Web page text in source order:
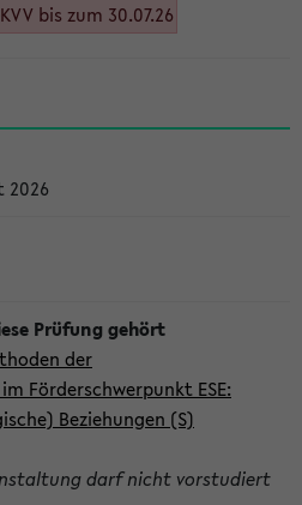
bis zum 30.07.26
2026
der
Förderschwerpunkt ESE:
Beziehungen (S)
darf nicht vorstudiert